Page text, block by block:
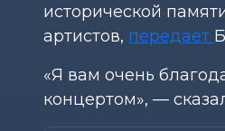
исторической
артистов, передает
«Я вам очень
концертом», —